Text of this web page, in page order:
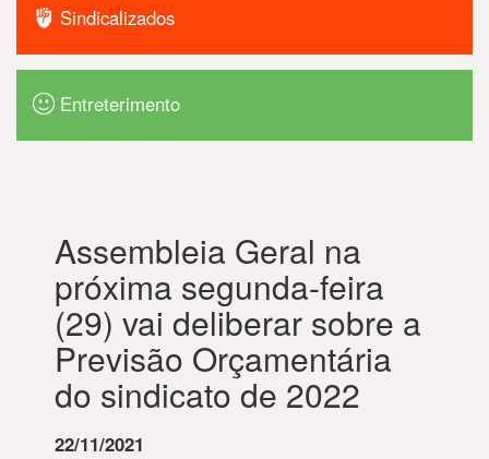
Sindicalizados
Entreterimento
Assembleia Geral na
próxima segunda-feira
(29) vai deliberar sobre a
Previsão Orçamentária
do sindicato de 2022
22/11/2021